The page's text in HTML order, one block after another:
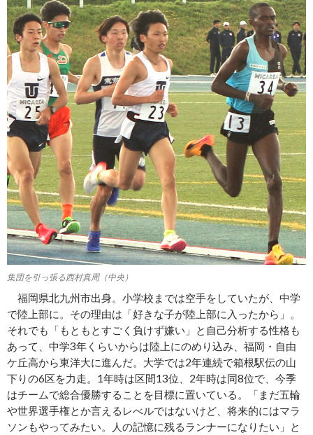
集団を引っ張る西村真周（中央）
福岡県北九州市出身。小学校までは空手をしていたが、中学
で陸上部に。その理由は「好きな子が陸上部に入ったから」。
それでも「もともとすごく負けず嫌い」と自己分析する性格も
あって、中学3年くらいからは陸上にのめり込み、福岡・自由
ケ丘高から東洋大に進んだ。大学では2年連続で箱根駅伝の山
下りの6区を力走。1年時は区間13位、2年時は同8位で、今季
はチームで総合優勝することを目標に置いている。「まだ五輪
や世界選手権とか言えるレべルではないけど、将来的にはマラ
ソンもやってみたい。人の記憶に残るランナーになりたい」と